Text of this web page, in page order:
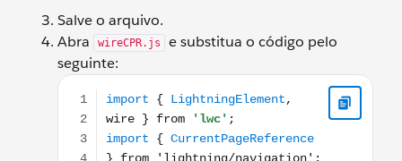
Salve o arquivo.
Abra
wireCPR.js
e substitua o código pelo
seguinte:
import { LightningElement, wire } from 'lwc';